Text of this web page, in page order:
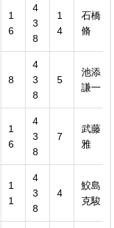
1
6
4
3
8
1
4
石橋
脩
8
4
3
8
5
池添
謙一
1
6
4
3
8
7
武藤
雅
1
1
4
3
8
4
鮫島
克駿